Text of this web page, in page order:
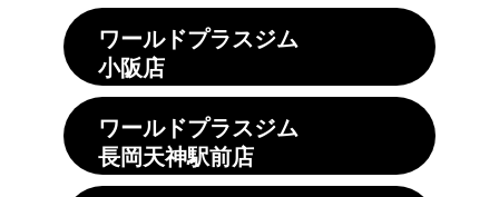
ワールドプラスジム
小阪店
ワールドプラスジム
長岡天神駅前店